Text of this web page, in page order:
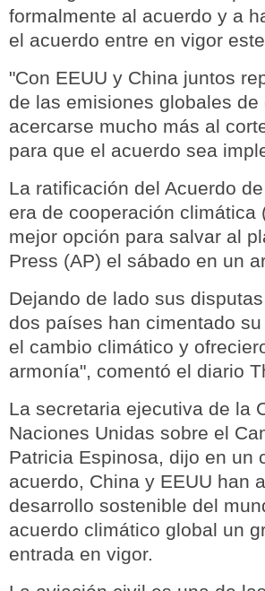
formalmente al acuerdo y a
el acuerdo entre en vigor
"Con EEUU y China juntos
de las emisiones globales
acercarse mucho más al
para que el acuerdo sea
La ratificación del Acuerdo
era de cooperación climática
mejor opción para salvar al
Press (AP) el sábado en un
Dejando de lado sus
dos países han cimentado
el cambio climático y
armonía", comentó el diario
La secretaria ejecutiva de la
Naciones Unidas sobre el
Patricia Espinosa, dijo en un
acuerdo, China y EEUU han
desarrollo sostenible del
acuerdo climático global un
entrada en vigor.